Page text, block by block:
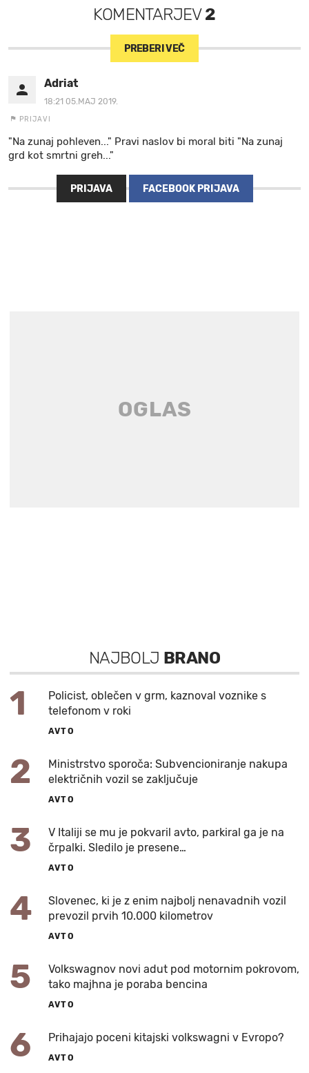
KOMENTARJEV2
PREBERI VEČ
Adriat
18:21 05.MAJ 2019.
PRIJAVI
"Na zunaj pohleven..." Pravi naslov bi moral biti "Na zunaj
grd kot smrtni greh..."
PRIJAVA FACEBOOK PRIJAVA
NAJBOLJ BRANO
1
Policist, oblečen v grm, kaznoval voznike s
telefonom v roki
AVTO
2
Ministrstvo sporoča: Subvencioniranje nakupa
električnih vozil se zaključuje
AVTO
3
V Italiji se mu je pokvaril avto, parkiral ga je na
črpalki. Sledilo je presene…
AVTO
4
Slovenec, ki je z enim najbolj nenavadnih vozil
prevozil prvih 10.000 kilometrov
AVTO
5
Volkswagnov novi adut pod motornim pokrovom,
tako majhna je poraba bencina
AVTO
6 Prihajajo poceni kitajski volkswagni v Evropo?
AVTO